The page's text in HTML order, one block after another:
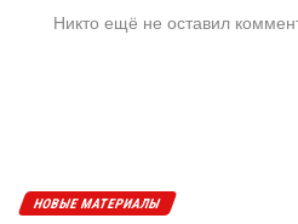
Никто ещё не оставил
НОВЫЕ МАТЕРИАЛЫ